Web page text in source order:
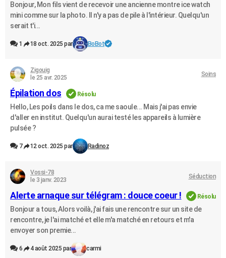
Bonjour, Mon fils vient de recevoir une ancienne montre ice watch
mini comme sur la photo. Il n'y a pas de pile à l'intérieur. Quelqu'un
serait t'i...
1 18 oct. 2025 par BoBot
Zigouig
le 25 avr. 2025
Soins
Épilation dos Résolu
Hello, Les poils dans le dos, ca me saoule... Mais j'ai pas envie
d'aller en institut. Quelqu'un aurai testé les appareils à lumière
pulsée ?
7 12 oct. 2025 par Radinoz
Vossi-78
le 3 janv. 2023
Séduction
Alerte arnaque sur télégram : douce coeur ! Résolu
Bonjour a tous, Alors voilà, j'ai fais une rencontre sur un site de
rencontre, je l'ai matché et elle m'a matché en retours et m'a
envoyer son premie...
6 4 août 2025 par carmi